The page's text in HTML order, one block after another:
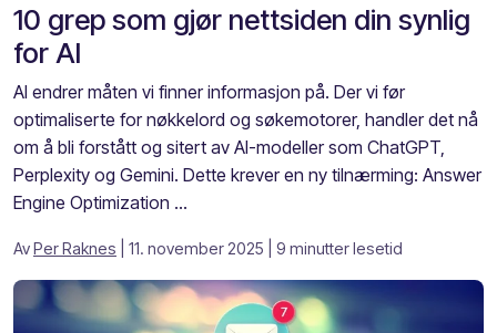
10 grep som gjør nettsiden din synlig
for AI
AI endrer måten vi finner informasjon på. Der vi før
optimaliserte for nøkkelord og søkemotorer, handler det nå
om å bli forstått og sitert av AI-modeller som ChatGPT,
Perplexity og Gemini. Dette krever en ny tilnærming: Answer
Engine Optimization ...
AvPer Raknes | 11. november 2025 | 9 minutter lesetid